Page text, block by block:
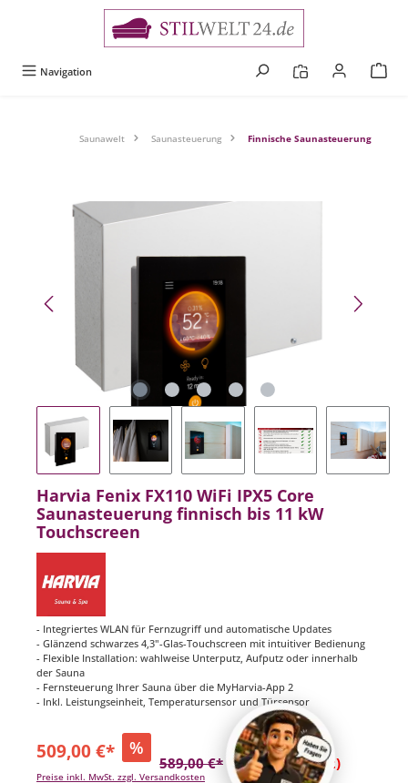
Navigation
Saunawelt Saunasteuerung Finnische Saunasteuerung
Bildergalerie überspringen
Harvia Fenix FX110 WiFi IPX5 Core
Saunasteuerung finnisch bis 11 kW
Touchscreen
- Integriertes WLAN für Fernzugriff und automatische Updates
- Glänzend schwarzes 4,3"-Glas-Touchscreen mit intuitiver Bedienung
- Flexible Installation: wahlweise Unterputz, Aufputz oder innerhalb
der Sauna
- Fernsteuerung Ihrer Sauna über die MyHarvia-App 2
- Inkl. Leistungseinheit, Temperatursensor und Türsensor
509,00 €* %
589,00 €* (13.58% gespart)
Preise inkl. MwSt. zzgl. Versandkosten